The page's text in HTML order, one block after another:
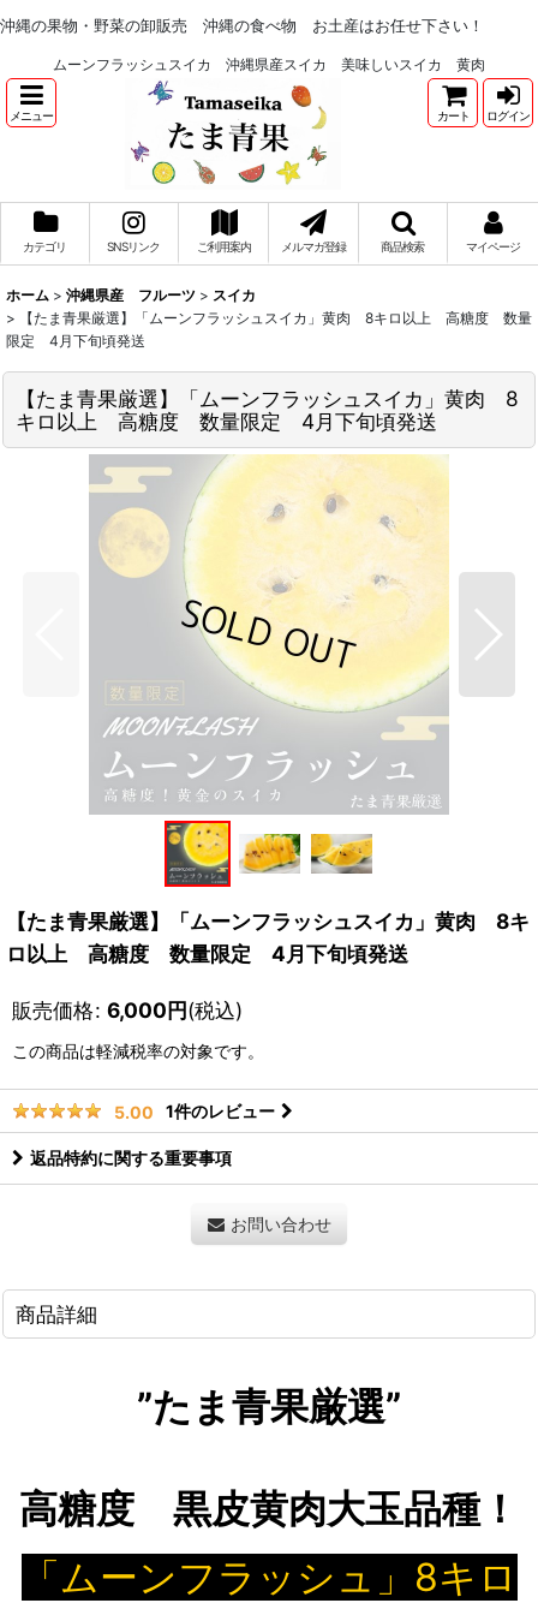
沖縄の果物・野菜の卸販売 沖縄の食べ物 お土産はお任せ下さい！
ムーンフラッシュスイカ 沖縄県産スイカ 美味しいスイカ 黄肉
メニュー カート ログイン
カテゴリ SNSリンク ご利用案内 メルマガ登録 商品検索 マイページ
ホーム > 沖縄県産 フルーツ > スイカ
>
【たま青果厳選】「ムーンフラッシュスイカ」黄肉 8キロ以上 高糖度 数量
限定 4月下旬頃発送
【たま青果厳選】「ムーンフラッシュスイカ」黄肉 8
キロ以上 高糖度 数量限定 4月下旬頃発送
【たま青果厳選】「ムーンフラッシュスイカ」黄肉 8キ
ロ以上 高糖度 数量限定 4月下旬頃発送
販売価格: 6,000円(税込)
この商品は軽減税率の対象です。
5.00 1件のレビュー
返品特約に関する重要事項
お問い合わせ
商品詳細
”たま青果厳選”
高糖度 黒皮黄肉大玉品種！
「ムーンフラッシュ」8キロ